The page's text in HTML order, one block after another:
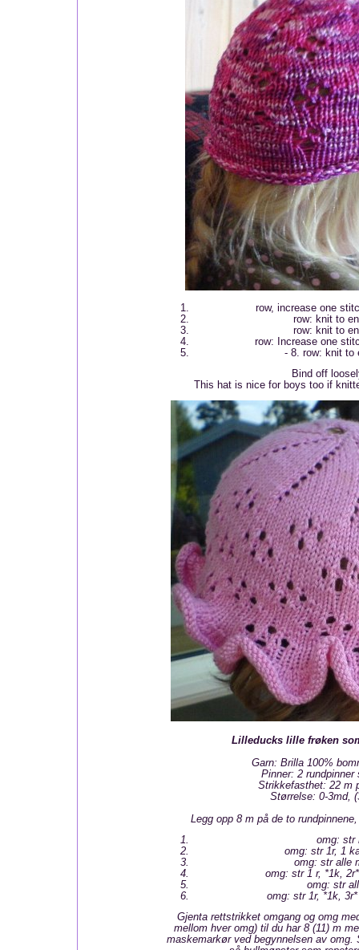
row, increase one
row: knit to
row: knit to
row: Increase one
- 8. row: knit to
Bind off
This hat is nice for boys too if
Lilleducks lille frøken
Garn: Brilla 100%
Pinner: 2 rundpinner
Strikkefasthet: 22 m
Størrelse: 0-3md,
Legg opp 8 m på de to
omg: str
omg: str 1r, 1
omg: str alle
omg: str 1 r, *1k,
omg: str
omg: str 1r, *1k,
Gjenta rettstrikket omgang og omg
mellom hver omg) til du har 8 (11) m
maskemarkør ved begynnelsen av omg.